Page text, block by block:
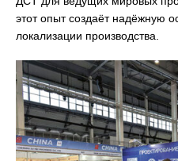
этот опыт создаёт надёжную
локализации производства.